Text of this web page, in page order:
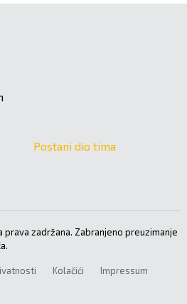
Postani dio tima
prava zadržana. Zabranjeno preuzimanje
Kolačići Impressum